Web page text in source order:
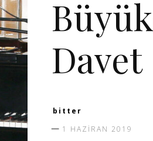
Davet
bitter
1 HAZIRAN 2019